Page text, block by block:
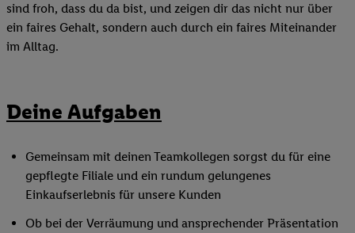
sind froh, dass du da bist, und zeigen dir das nicht nur über
ein faires Gehalt, sondern auch durch ein faires Miteinander
im Alltag.
Deine Aufgaben
Gemeinsam mit deinen Teamkollegen sorgst du für eine
gepflegte Filiale und ein rundum gelungenes
Einkaufserlebnis für unsere Kunden
Ob bei der Verräumung und ansprechender Präsentation